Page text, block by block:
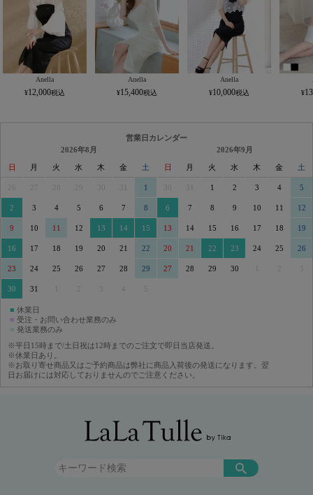
Anella
12,000
Anella
15,400
Anella
10,000
営業日カレンダー
2026年8月
日 月 火 水 木 金 土
1
2 3 4 5 6 7 8
9 10 11 12 13 14 15
16 17 18 19 20 21 22
23 24 25 26 27 28 29
30 31
2026年9月
日 月 火 水 木 金 土
1 2 3 4 5
6 7 8 9 10 11 12
13 14 15 16 17 18 19
20 21 22 23 24 25 26
27 28 29 30
■ 休業日
■ 受注・お問い合わせ業務のみ
発送業務のみ
※平日15時まで/土日祝は12時までのご注文で即日当店発送。
※休業日あり。
※お取り寄せ商品又はご予約商品は弊社に商品入荷後の発送になります。翌
日お届けには対応しておりませんのでご注意ください。